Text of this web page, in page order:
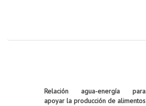
Relación agua-energía para
apoyar la producción de alimentos